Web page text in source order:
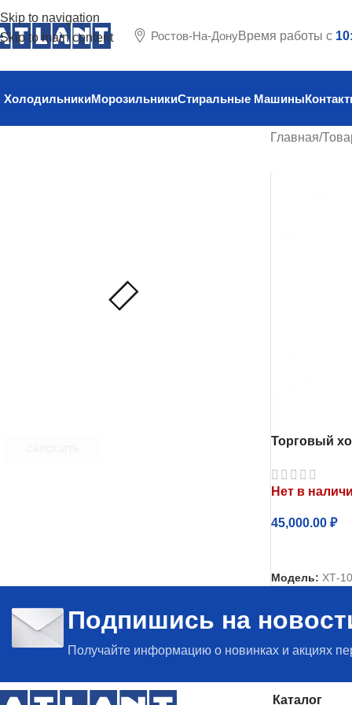
Skip to navigation
Skip to main content
Ростов-На-ДонуВремя работы с
ХолодильникиМорозильникиСтиральные Машины
Главная/
Торговый
Нет в
45,000.00 ₽
Модель: ХТ-
Подпишись на
Получайте информацию о новинках и акциях
Каталог